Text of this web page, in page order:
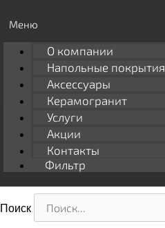
О компании
Напольные покрытия
Аксессуары
Керамогранит
Услуги
Акции
Контакты
Фильтр
Поиск